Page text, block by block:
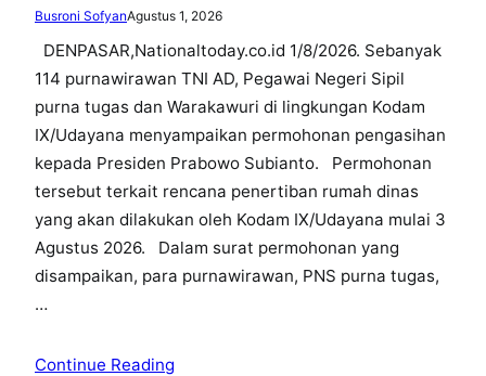
Busroni SofyanAgustus 1, 2026
DENPASAR,Nationaltoday.co.id 1/8/2026. Sebanyak
114 purnawirawan TNI AD, Pegawai Negeri Sipil
purna tugas dan Warakawuri di lingkungan Kodam
IX/Udayana menyampaikan permohonan pengasihan
kepada Presiden Prabowo Subianto. Permohonan
tersebut terkait rencana penertiban rumah dinas
yang akan dilakukan oleh Kodam IX/Udayana mulai 3
Agustus 2026. Dalam surat permohonan yang
disampaikan, para purnawirawan, PNS purna tugas,
…
Continue Reading